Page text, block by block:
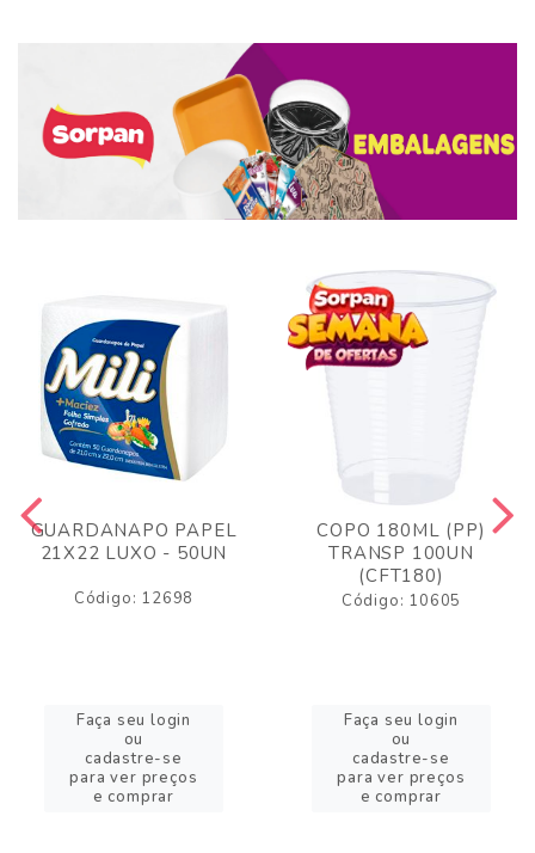
GUARDANAPO PAPEL
21X22 LUXO - 50UN
Código: 12698
Faça seu login
ou
cadastre-se
para ver preços
e comprar
COPO 180ML (PP)
TRANSP 100UN
(CFT180)
Código: 10605
Faça seu login
ou
cadastre-se
para ver preços
e comprar